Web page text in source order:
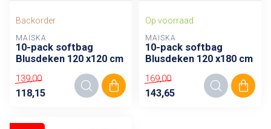
Backorder
MAISKA
10-pack softbag
Blusdeken 120 x120 cm
139,00
118,15
Op voorraad
MAISKA
10-pack softbag
Blusdeken 120 x180 cm
169,00
143,65